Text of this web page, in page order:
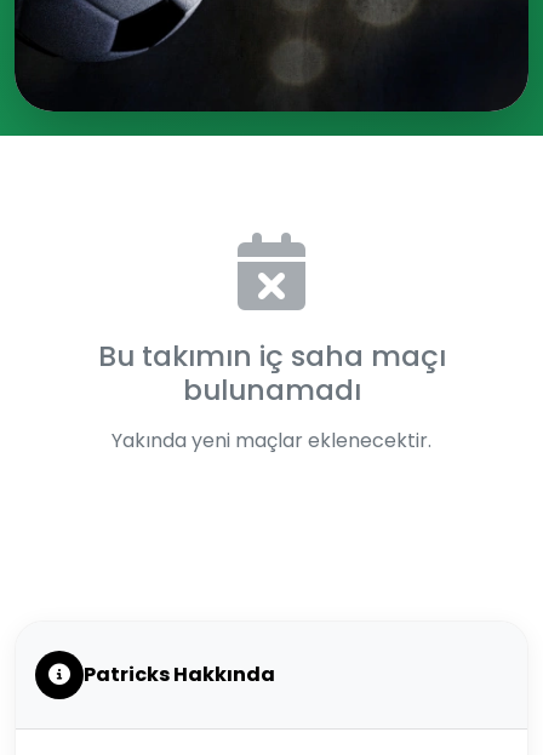
Bu takımın iç saha maçı
bulunamadı
Yakında yeni maçlar eklenecektir.
Patricks Hakkında